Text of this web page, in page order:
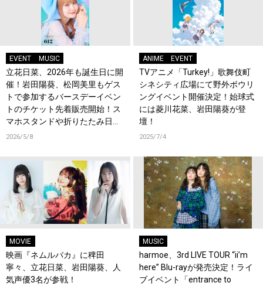
EVENT MUSIC
立花日菜、2026年も誕生日に開
催！岩田陽葵、松岡美里もゲス
トで参加するバースデーイベン
トのチケット先着販売開始！ス
マホスタンドや折りたたみ日傘
などオリジナルグッズ販売決
2026/5/8
ANIME EVENT
TVアニメ「Turkey!」歌舞伎町
シネシティ広場にて野外ボウリ
ングイベント開催決定！始球式
には菱川花菜、岩田陽葵が登
壇！
2025/7/4
MOVIE
映画『ネムルバカ』に稗田
寧々、立花日菜、岩田陽葵、人
気声優3名が参戦！
MUSIC
harmoe、3rd LIVE TOUR “ii’m
here” Blu-rayが発売決定！ライ
ブイベント「entrance to